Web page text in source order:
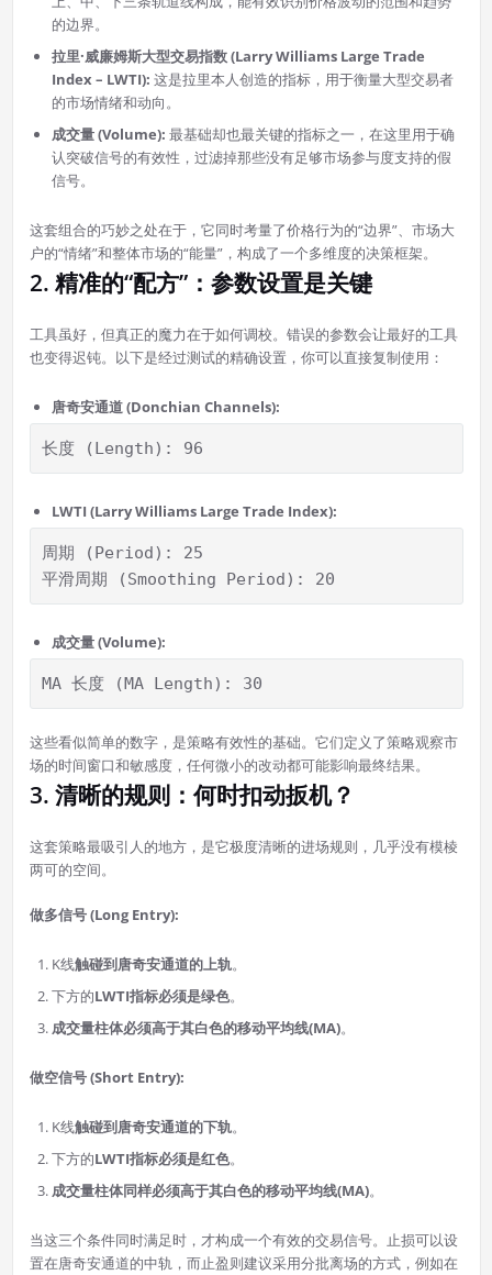
的边界。
拉里·威廉姆斯大型交易指数 (Larry Williams Large Trade
Index – LWTI): 这是拉里本人创造的指标，用于衡量大型交易者
的市场情绪和动向。
成交量 (Volume): 最基础却也最关键的指标之一，在这里用于确
认突破信号的有效性，过滤掉那些没有足够市场参与度支持的假
信号。
这套组合的巧妙之处在于，它同时考量了价格行为的“边界”、市场大
户的“情绪”和整体市场的“能量”，构成了一个多维度的决策框架。
2. 精准的“配方”：参数设置是关键
工具虽好，但真正的魔力在于如何调校。错误的参数会让最好的工具
也变得迟钝。以下是经过测试的精确设置，你可以直接复制使用：
唐奇安通道 (Donchian Channels):
长度 (Length): 96
LWTI (Larry Williams Large Trade Index):
周期 (Period): 25
平滑周期 (Smoothing Period): 20
成交量 (Volume):
MA 长度 (MA Length): 30
这些看似简单的数字，是策略有效性的基础。它们定义了策略观察市
场的时间窗口和敏感度，任何微小的改动都可能影响最终结果。
3. 清晰的规则：何时扣动扳机？
这套策略最吸引人的地方，是它极度清晰的进场规则，几乎没有模棱
两可的空间。
做多信号 (Long Entry):
K线触碰到唐奇安通道的上轨。
下方的LWTI指标必须是绿色。
成交量柱体必须高于其白色的移动平均线(MA)。
做空信号 (Short Entry):
K线触碰到唐奇安通道的下轨。
下方的LWTI指标必须是红色。
成交量柱体同样必须高于其白色的移动平均线(MA)。
当这三个条件同时满足时，才构成一个有效的交易信号。止损可以设
置在唐奇安通道的中轨，而止盈则建议采用分批离场的方式，例如在